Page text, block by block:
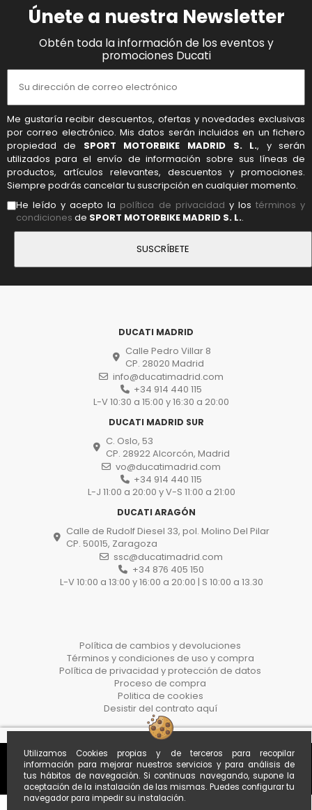
Utilizamos Cookies propias y de terceros para recopilar
información para mejorar nuestros servicios y para análisis de
tus hábitos de navegación. Si continuas navegando, supone la
aceptación de la instalación de las mismas. Puedes configurar tu
navegador para impedir su instalación.
Únete a nuestra Newsletter
Obtén toda la información de los eventos y
promociones Ducati
Me gustaría recibir descuentos, ofertas y novedades exclusivas
por correo electrónico. Mis datos serán incluidos en un fichero
propiedad de SPORT MOTORBIKE MADRID S. L., y serán
utilizados para el envío de información sobre sus líneas de
productos, artículos relevantes, descuentos y promociones.
Siempre podrás cancelar tu suscripción en cualquier momento.
He leído y acepto la política de privacidad y lostérminos y
condiciones de SPORT MOTORBIKE MADRID S. L..
DUCATI MADRID
Calle Pedro Villar 8
CP. 28020 Madrid
info@ducatimadrid.com
+34 914 440 115
L-V 10:30 a 15:00 y 16:30 a 20:00
DUCATI MADRID SUR
C. Oslo, 53
CP. 28922 Alcorcón, Madrid
vo@ducatimadrid.com
+34 914 440 115
L-J 11:00 a 20:00 y V-S 11:00 a 21:00
DUCATI ARAGÓN
Calle de Rudolf Diesel 33, pol. Molino Del Pilar
CP. 50015, Zaragoza
ssc@ducatimadrid.com
+34 876 405 150
L-V 10:00 a 13:00 y 16:00 a 20:00 | S 10:00 a 13.30
Política de cambios y devoluciones
Términos y condiciones de uso y compra
Política de privacidad y protección de datos
Proceso de compra
Politica de cookies
Desistir del contrato aquí